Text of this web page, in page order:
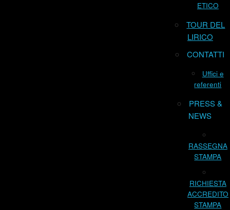
ETICO
TOUR DEL
LIRICO
CONTATTI
Uffici e
referenti
PRESS &
NEWS
RASSEGNA
STAMPA
RICHIESTA
ACCREDITO
STAMPA